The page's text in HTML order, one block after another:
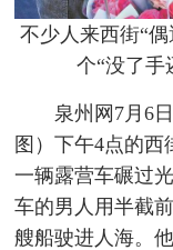
不少人来西街“
个“没了手
泉州网7月6
图）下午4点的西
一辆露营车碾过
车的男人用半截
艘船驶进人海。